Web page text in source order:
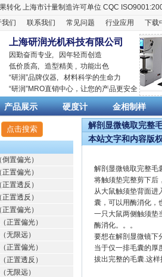
转化 上海市计量制造许可单位 CQC
我们
联系我们 常见问题 行业应用 下载
上海研润光机科技有限公司
因勤奋而专业, 因年轻而创造
低价质高, 造型精美 , 功能出色
“研润”品牌仪器, 材料科学的生命力
“研润”MRO直销中心，让您的产品更安全
产品展示 硬度计 金相制样
置偏光）
置偏光）
置透反）
置透反）
置偏光）
正置偏光）
无限远）
正置偏光）
正置透反）
无限远）
解剖显微镜取完整
本站文字和内容版
解剖显微镜取完整毛
将触须垫完整剪下后
从大鼠触须垫背面进
囊，可以用酶消化，
一只大鼠两侧触须垫
酶消化。。。
要想在解剖显微镜下
当于仅一排毛囊的厚
拔出完整的毛囊.这